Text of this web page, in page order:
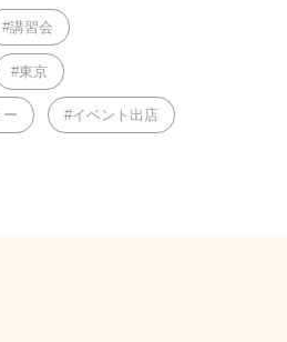
講習会
東京
ー イベント出店